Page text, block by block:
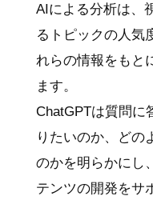
AIによる分析は、
るトピックの人気
れらの情報をもと
ます。
ChatGPTは質問に
りたいのか、どの
のかを明らかにし
テンツの開発をサ